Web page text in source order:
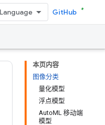
GitHub
本页内容
图像分类
量化模型
浮点模型
AutoML 移动端
模型